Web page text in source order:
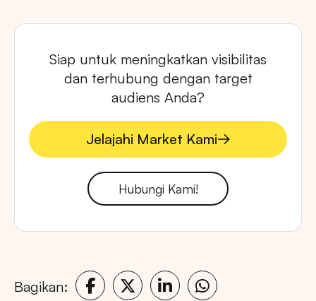
Siap untuk meningkatkan visibilitas
dan terhubung dengan target
audiens Anda?
Jelajahi Market Kami
Jelajahi Market Kami
Hubungi Kami!
Bagikan: